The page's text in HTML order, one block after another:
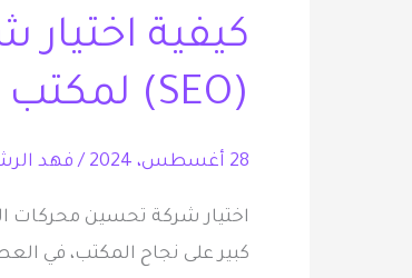
كيفية
(SEO) لمكتب المحاماة
28 أغسطس، 2024 / فهد
كبير على نجاح المكتب، في
شركة
محركات
لمكتب
المحاماة